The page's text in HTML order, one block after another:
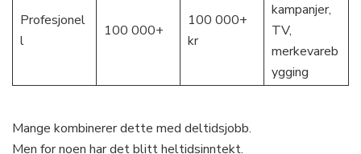
Profesjonel
l
100 000+
100 000+
kr
kampanjer,
TV,
merkevareb
ygging
Mange kombinerer dette med deltidsjobb.
Men for noen har det blitt heltidsinntekt.